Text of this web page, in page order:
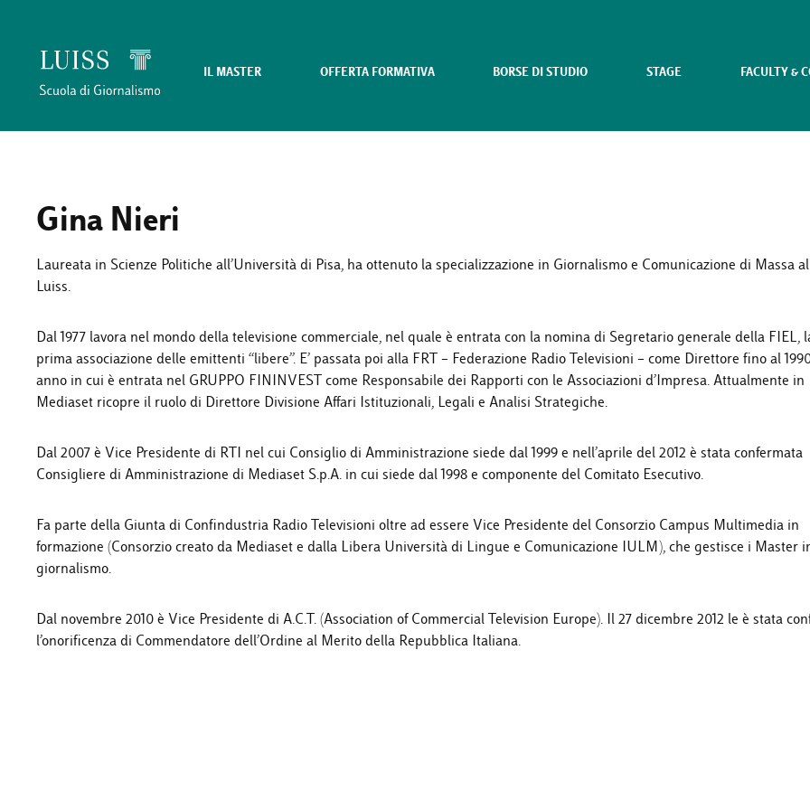
IL MASTER
OFFERTA FORMATIVA BORSE DI STUDIO STAGE FACULTY &
Gina Nieri
Laureata in Scienze Politiche all’Università di Pisa, ha ottenuto la specializzazione in Giornalismo e Comunicazione di Massa
Luiss.
Dal 1977 lavora nel mondo della televisione commerciale, nel quale è entrata con la nomina di Segretario generale della FIEL,
prima associazione delle emittenti “libere”. E’ passata poi alla FRT – Federazione Radio Televisioni – come Direttore fino al
anno in cui è entrata nel GRUPPO FININVEST come Responsabile dei Rapporti con le Associazioni d’Impresa. Attualmente in
Mediaset ricopre il ruolo di Direttore Divisione Affari Istituzionali, Legali e Analisi Strategiche.
Dal 2007 è Vice Presidente di RTI nel cui Consiglio di Amministrazione siede dal 1999 e nell’aprile del 2012 è stata confermata
Consigliere di Amministrazione di Mediaset S.p.A. in cui siede dal 1998 e componente del Comitato Esecutivo.
Fa parte della Giunta di Confindustria Radio Televisioni oltre ad essere Vice Presidente del Consorzio Campus Multimedia in
formazione (Consorzio creato da Mediaset e dalla Libera Università di Lingue e Comunicazione IULM), che gestisce i Master
giornalismo.
Dal novembre 2010 è Vice Presidente di A.C.T. (Association of Commercial Television Europe). Il 27 dicembre 2012 le è stata
l’onorificenza di Commendatore dell’Ordine al Merito della Repubblica Italiana.